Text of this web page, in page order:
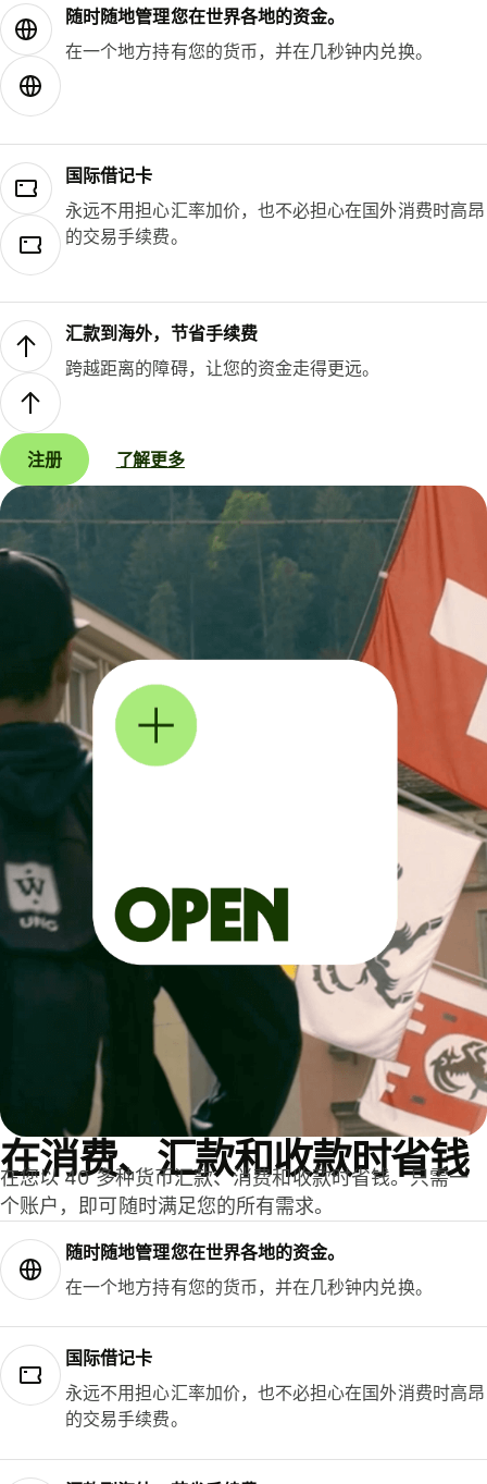
随时随地管理您在世界各地的资金。
在一个地方持有您的货币，并在几秒钟内兑换。
国际借记卡
永远不用担心汇率加价，也不必担心在国外消费时高昂
的交易手续费。
汇款到海外，节省手续费
跨越距离的障碍，让您的资金走得更远。
注册 了解更多
在消费、汇款和收款时省钱
在您以 40 多种货币汇款、消费和收款时省钱。只需一
个账户，即可随时满足您的所有需求。
随时随地管理您在世界各地的资金。
在一个地方持有您的货币，并在几秒钟内兑换。
国际借记卡
永远不用担心汇率加价，也不必担心在国外消费时高昂
的交易手续费。